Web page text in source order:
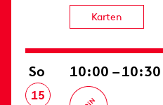
Karten
So
15
10:00 – 10:30